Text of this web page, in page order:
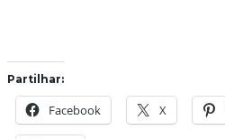
Partilhar:
Facebook X